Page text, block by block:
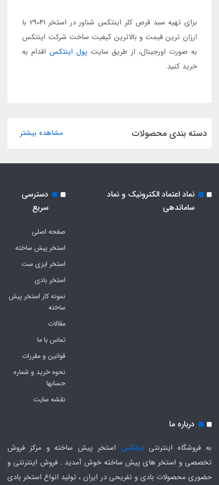
برای تهیه سبد قرص کلر اینتکس شناور در استخر 29041 با
ارزان ترین قیمت و بالاترین کیفیت ساخت شرکت اینتکس
به صورت اورجینال، از طریق سایت پول اینتکس اقدام به
خرید کنید.
دسته بندی محصولات مشاهده بیشتر
نماد اعتماد الکترونیک و نماد
ساماندهی
دسترسی
سریع
صفحه اصلی
استخر پیش ساخته
استخر ایزی ست
استخر بادی
نمونه کار استخر پیش
ساخته
مقالات
تماس با ما
قوانین و مقررات
نحوه خرید و شماره
حسابها
نقشه سایت
درباره ما
به فروشگاه اینترنتیاینتکس استخر پیش ساخته و مرکز فروش
تخصصی و استخر های پیش ساخته خوش آمدید . فروش اینترنتی و
حضوری محصولات بادی و تفریحی در ایران ، تولید انواع استخر بادی